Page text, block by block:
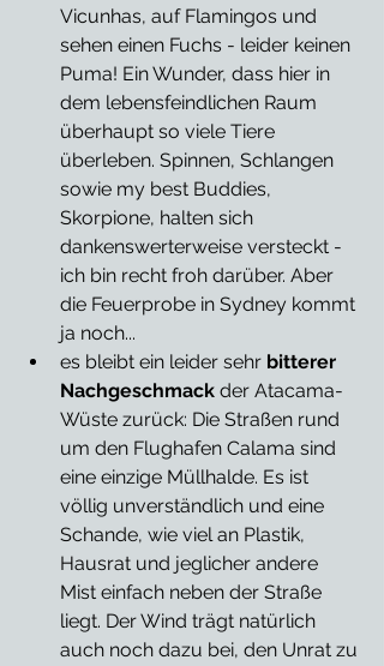
Vicunhas, auf Flamingos und
sehen einen Fuchs - leider keinen
Puma! Ein Wunder, dass hier in
dem lebensfeindlichen Raum
überhaupt so viele Tiere
überleben. Spinnen, Schlangen
sowie my best Buddies,
Skorpione, halten sich
dankenswerterweise versteckt -
ich bin recht froh darüber. Aber
die Feuerprobe in Sydney kommt
ja noch...
es bleibt ein leider sehr bitterer
Nachgeschmack der Atacama-
Wüste zurück: Die Straßen rund
um den Flughafen Calama sind
eine einzige Müllhalde. Es ist
völlig unverständlich und eine
Schande, wie viel an Plastik,
Hausrat und jeglicher andere
Mist einfach neben der Straße
liegt. Der Wind trägt natürlich
auch noch dazu bei, den Unrat zu